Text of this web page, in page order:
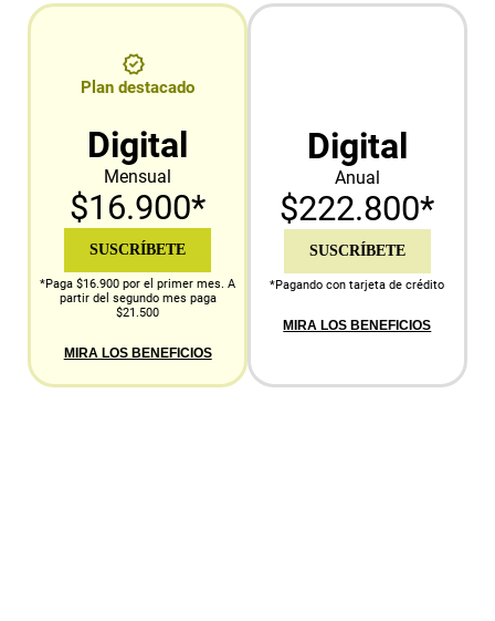
Plan destacado
Digital
Mensual
$16.900*
SUSCRÍBETE
*Paga $16.900 por el primer mes. A
partir del segundo mes paga
$21.500
MIRA LOS BENEFICIOS
Digital
Anual
$222.800*
SUSCRÍBETE
*Pagando con tarjeta de crédito
MIRA LOS BENEFICIOS